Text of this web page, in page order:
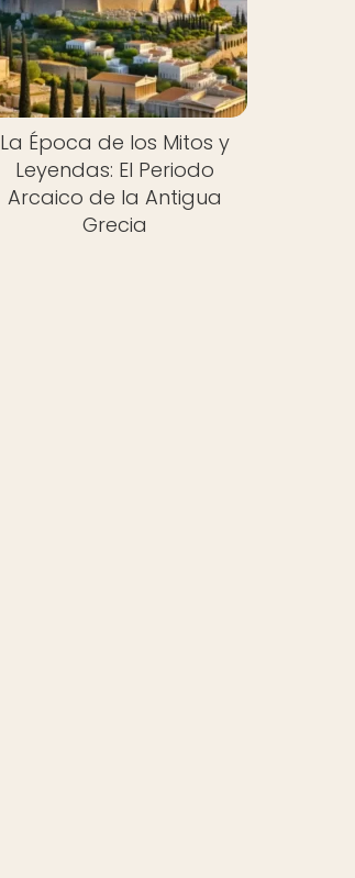
La Época de los Mitos y
Leyendas: El Periodo
Arcaico de la Antigua
Grecia